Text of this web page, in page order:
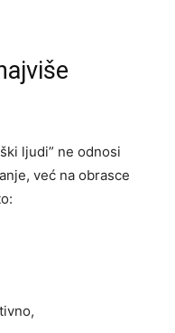
ljudi” ne odnosi
već na obrasce